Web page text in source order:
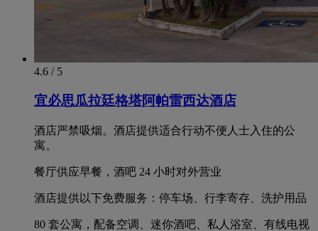
4.6 / 5
宜必思瓜拉廷格塔阿帕雷西达酒店
酒店严禁吸烟。酒店提供适合行动不便人士入住的公
寓。
餐厅供应早餐，酒吧 24 小时对外营业
酒店提供以下免费服务：停车场、行李寄存、洗护用品
80 套公寓，配备空调、迷你酒吧、私人浴室、有线电视